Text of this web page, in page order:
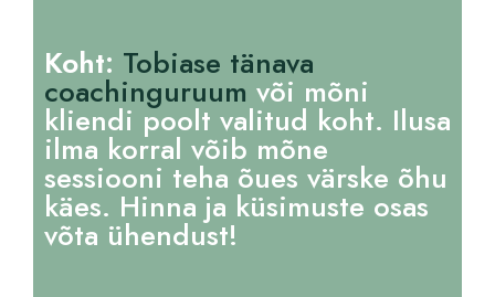
Koht: Tobiase tänava
coachinguruum või mõni
kliendi poolt valitud koht. Ilusa
ilma korral võib mõne
sessiooni teha õues värske õhu
käes. Hinna ja küsimuste osas
võta ühendust!